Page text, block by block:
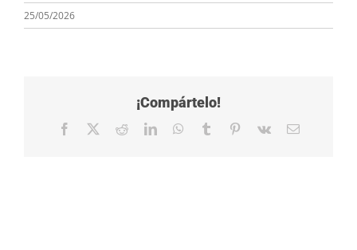
25/05/2026
¡Compártelo!
Facebook RedditLinkedInWhatsApp
Tumblr Pinterest
Vk Email